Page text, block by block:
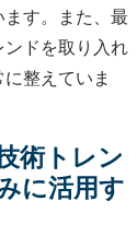
す。また、最
ンドを取り入れ
整えていま
術トレン
に活用す